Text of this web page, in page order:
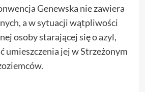
Genewska nie zawiera
a w sytuacji wątpliwości
osoby starającej się o azyl,
umieszczenia jej w Strzeżonym